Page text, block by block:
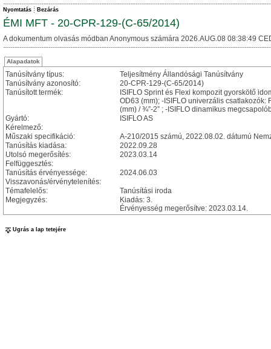
Nyomtatás Bezárás
ÉMI MFT - 20-CPR-129-(C-65/2014)
A dokumentum olvasás módban Anonymous számára 2026.AUG.08 08:38:49
Alapadatok
Tanúsítvány típus:
Teljesítmény Állandósági Tanúsítvány
Tanúsítvány azonosító:
20-CPR-129-(C-65/2014)
Tanúsított termék:
ISIFLO Sprint és Flexi kompozit gyorskötő
OD63 (mm); -ISIFLO univerzális csatlakozók:
(mm) / ¾”-2” ; -ISIFLO dinamikus
Gyártó:
ISIFLO AS
Kérelmező:
Műszaki specifikáció:
A-210/2015 számú, 2022.08.02. dátumú
Tanúsítás kiadása:
2022.09.28
Utolsó megerősítés:
2023.03.14
Felfüggesztés:
Tanúsítás érvényessége:
2024.06.03
Visszavonás/érvénytelenítés:
Témafelelős:
Tanúsítási iroda
Megjegyzés:
Kiadás: 3.
Érvényesség megerősítve: 2023.03.14.
Ugrás a lap tetejére